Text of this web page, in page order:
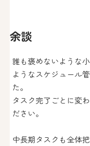
余談
誰も褒めないような
ようなスケジュール
た。
タスク完了ごとに変
ださい。
中長期タスクも全体